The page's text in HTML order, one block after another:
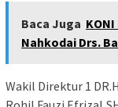
Baca Juga
Nahkodai Drs.
Wakil Direktur 1